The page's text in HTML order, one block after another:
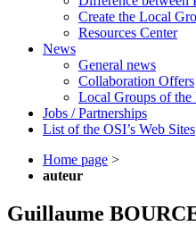
Create the Local
Resources Center
News
General news
Collaboration Offers
Local Groups of the
Jobs / Partnerships
List of the OSI’s Web Sites
Home page >
auteur
Guillaume